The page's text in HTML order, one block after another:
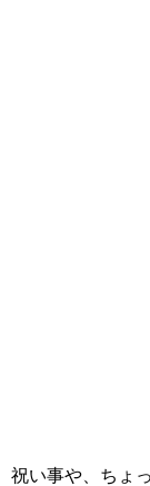
祝い事や、ちょ